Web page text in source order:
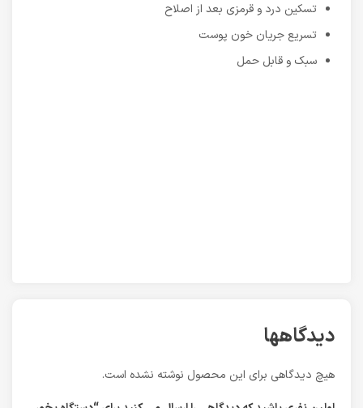
تسکین درد و قرمزی بعد از اصلاح
تسریع جریان خون پوست
سبک و قابل حمل
دیدگاهها
هیچ دیدگاهی برای این محصول نوشته نشده است.